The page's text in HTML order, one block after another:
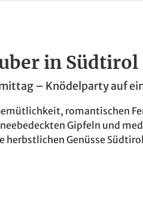
in Südtirol
– Knödelparty auf
romantischen
Gipfeln und
Genüsse